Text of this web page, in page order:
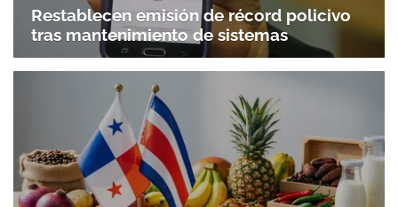
Restablecen emisión de récord policivo
tras mantenimiento de sistemas